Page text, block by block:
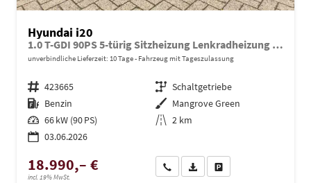
Hyundai i20
1.0 T-GDI 90PS 5-türig Sitzheizung Lenkradheizung Rückf.Kamera PDC Klima Apple CarPlay Android Auto Tempomat Touchscreen
unverbindliche Lieferzeit: 10 Tage Fahrzeug mit Tageszulassung
Fahrzeugnr. 423665 Getriebe Schaltgetriebe
Kraftstoff Benzin Außenfarbe Mangrove Green
Leistung 66 kW (90 PS) Kilometerstand 2 km
03.06.2026
18.990,– €
incl. 19% MwSt.
Wir rufen Sie anPDF-Datei, Fahrzeugexposé